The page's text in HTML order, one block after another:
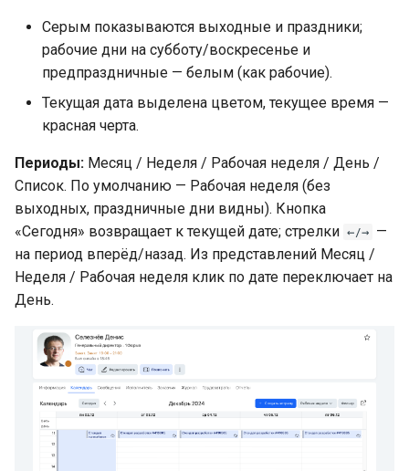
Серым показываются выходные и праздники;
рабочие дни на субботу/воскресенье и
предпраздничные — белым (как рабочие).
Текущая дата выделена цветом, текущее время —
красная черта.
Периоды: Месяц / Неделя / Рабочая неделя / День /
Список. По умолчанию — Рабочая неделя (без
выходных, праздничные дни видны). Кнопка
«Сегодня» возвращает к текущей дате; стрелки ←/→ —
на период вперёд/назад. Из представлений Месяц /
Неделя / Рабочая неделя клик по дате переключает на
День.